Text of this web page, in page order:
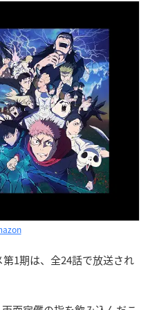
1期は、全24話で放送され